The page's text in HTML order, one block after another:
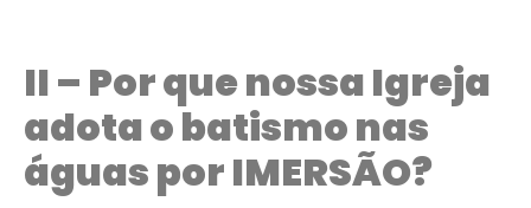
II – Por que nossa Igreja
adota o batismo nas
águas por IMERSÃO?